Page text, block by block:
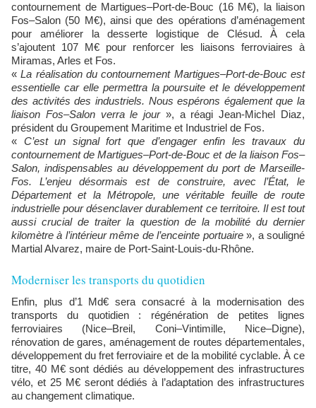
contournement de Martigues–Port-de-Bouc (16 M€), la liaison
Fos–Salon (50 M€), ainsi que des opérations d’aménagement
pour améliorer la desserte logistique de Clésud. À cela
s’ajoutent 107 M€ pour renforcer les liaisons ferroviaires à
Miramas, Arles et Fos.
«La réalisation du contournement Martigues–Port-de-Bouc est
essentielle car elle permettra la poursuite et le développement
des activités des industriels. Nous espérons également que la
liaison Fos–Salon verra le jour», a réagi Jean-Michel Diaz,
président du Groupement Maritime et Industriel de Fos.
« C’est un signal fort que d’engager enfin les travaux du
contournement de Martigues–Port-de-Bouc et de la liaison Fos–
Salon, indispensables au développement du port de Marseille-
Fos. L’enjeu désormais est de construire, avec l’État, le
Département et la Métropole, une véritable feuille de route
industrielle pour désenclaver durablement ce territoire. Il est tout
aussi crucial de traiter la question de la mobilité du dernier
kilomètre à l’intérieur même de l’enceinte portuaire», a souligné
Martial Alvarez, maire de Port-Saint-Louis-du-Rhône.
Moderniser les transports du quotidien
Enfin, plus d’1 Md€ sera consacré à la modernisation des
transports du quotidien : régénération de petites lignes
ferroviaires (Nice–Breil, Coni–Vintimille, Nice–Digne),
rénovation de gares, aménagement de routes départementales,
développement du fret ferroviaire et de la mobilité cyclable. À ce
titre, 40 M€ sont dédiés au développement des infrastructures
vélo, et 25 M€ seront dédiés à l’adaptation des infrastructures
au changement climatique.